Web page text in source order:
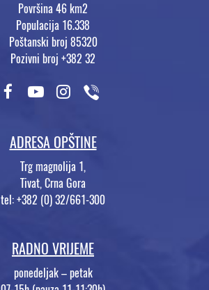
Površina 46 km2
Populacija 16.338
Poštanski broj 85320
Pozivni broj +382 32
ADRESA OPŠTINE
Trg magnolija 1,
Tivat, Crna Gora
tel: +382 (0) 32/661-300
RADNO VRIJEME
ponedeljak – petak